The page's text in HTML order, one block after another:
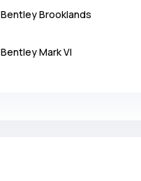
BentleyBrooklands
BentleyMark VI